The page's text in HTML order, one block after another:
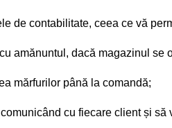
de contabilitate, ceea ce vă
amănuntul, dacă magazinul se
mărfurilor până la comandă;
cu fiecare client și